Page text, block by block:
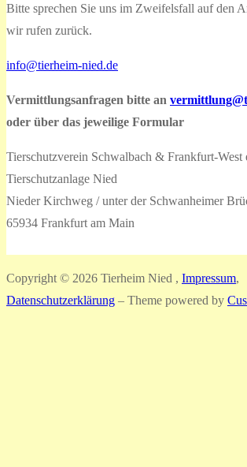
Bitte sprechen Sie uns im Zweifelsfall auf den
wir rufen zurück.
info@tierheim-nied.de
Vermittlungsanfragen bitte an
oder über das jeweilige Formular
Tierschutzverein Schwalbach & Frankfurt-West
Tierschutzanlage Nied
Nieder Kirchweg / unter der Schwanheimer
65934 Frankfurt am Main
Copyright © 2026 Tierheim Nied , Impressum,
Datenschutzerklärung – Theme powered by